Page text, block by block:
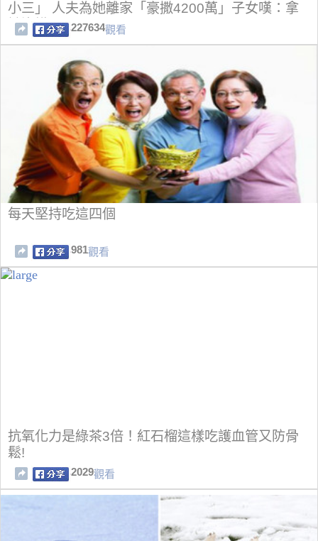
小三」 人夫為她離家「豪撒4200萬」子女嘆：拿
她沒轍
227634觀看
每天堅持吃這四個
981觀看
抗氧化力是綠茶3倍！紅石榴這樣吃護血管又防骨
鬆!
2029觀看